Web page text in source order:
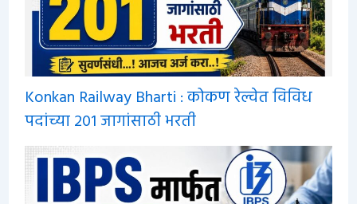
Konkan Railway Bharti : कोकण रेल्वेत विविध
पदांच्या 201 जागांसाठी भरती